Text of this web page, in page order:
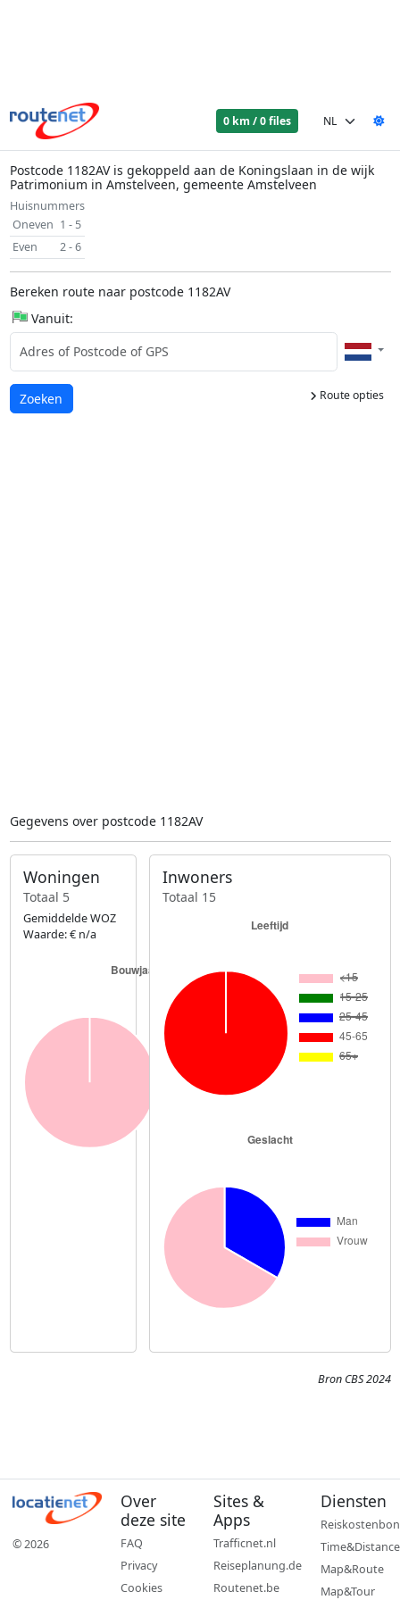
0 km / 0 files
Postcode 1182AV is gekoppeld aan de Koningslaan in de wijk
Patrimonium in Amstelveen, gemeente Amstelveen
Huisnummers
Oneven 1 - 5
Even
2 - 6
Bereken route naar postcode 1182AV
Vanuit:
Route opties
Laden...
Zoeken
Gegevens over postcode 1182AV
Woningen
Totaal 5
Gemiddelde WOZ
Waarde: € n/a
Inwoners
Totaal 15
Bron CBS 2024
© 2026
Over
deze site
FAQ
Privacy
Cookies
Sites &
Apps
Trafficnet.nl
Reiseplanung.de
Routenet.be
Diensten
Reiskostenbon
Time&Distance
Map&Route
Map&Tour